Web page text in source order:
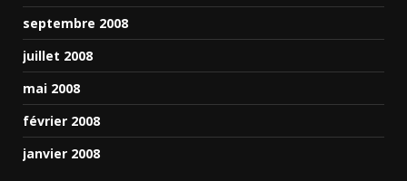
septembre 2008
juillet 2008
mai 2008
février 2008
janvier 2008